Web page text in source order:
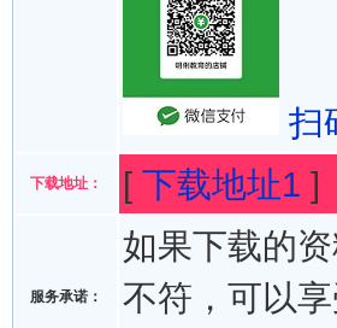
扫
下载地址： [ 下载地址1 ]
服务承诺：
如果下载的
不符，可以